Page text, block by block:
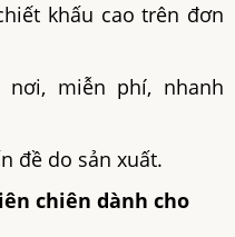
khấu cao trên đơn
miễn phí, nhanh
đề do sản xuất.
chiên dành cho